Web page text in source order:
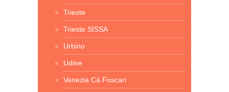
Trieste
Trieste SISSA
Urbino
Udine
Venezia Cà Foscari